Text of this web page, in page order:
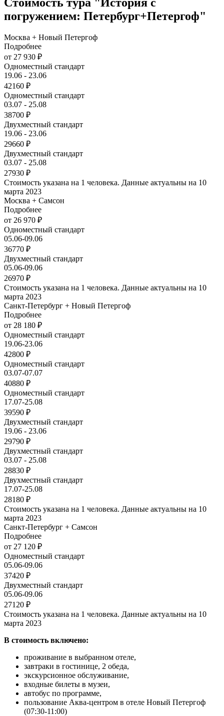
погружением: Петербург+Петергоф"
Москва + Новый Петергоф
Подробнее
от 27 930 ₽
Одноместный стандарт
19.06 - 23.06
42160 ₽
Одноместный стандарт
03.07 - 25.08
38700 ₽
Двухместный стандарт
19.06 - 23.06
29660 ₽
Двухместный стандарт
03.07 - 25.08
27930 ₽
Стоимость указана на 1 человека. Данные актуальны на 10
марта 2023
Москва + Самсон
Подробнее
от 26 970 ₽
Одноместный стандарт
05.06-09.06
36770 ₽
Двухместный стандарт
05.06-09.06
26970 ₽
Стоимость указана на 1 человека. Данные актуальны на 10
марта 2023
Санкт-Петербург + Новый Петергоф
Подробнее
от 28 180 ₽
Одноместный стандарт
19.06-23.06
42800 ₽
Одноместный стандарт
03.07-07.07
40880 ₽
Одноместный стандарт
17.07-25.08
39590 ₽
Двухместный стандарт
19.06 - 23.06
29790 ₽
Двухместный стандарт
03.07 - 25.08
28830 ₽
Двухместный стандарт
17.07-25.08
28180 ₽
Стоимость указана на 1 человека. Данные актуальны на 10
марта 2023
Санкт-Петербург + Самсон
Подробнее
от 27 120 ₽
Одноместный стандарт
05.06-09.06
37420 ₽
Двухместный стандарт
05.06-09.06
27120 ₽
Стоимость указана на 1 человека. Данные актуальны на 10
марта 2023
В стоимость включено:
проживание в выбранном отеле,
завтраки в гостинице, 2 обеда,
экскурсионное обслуживание,
входные билеты в музеи,
автобус по программе,
пользование Аква-центром в отеле Новый Петергоф
(07:30-11:00)